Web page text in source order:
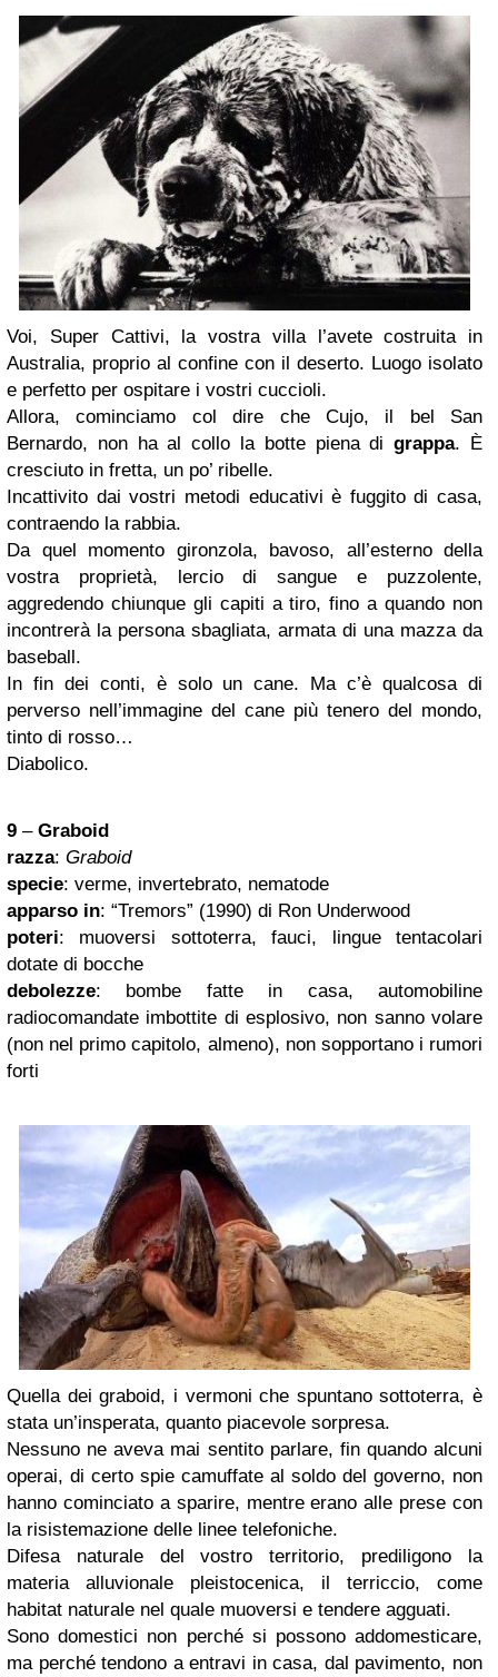
Voi, Super Cattivi, la vostra villa l’avete costruita in
Australia, proprio al confine con il deserto. Luogo isolato
e perfetto per ospitare i vostri cuccioli.
Allora, cominciamo col dire che Cujo, il bel San
Bernardo, non ha al collo la botte piena digrappa. È
cresciuto in fretta, un po’ ribelle.
Incattivito dai vostri metodi educativi è fuggito di casa,
contraendo la rabbia.
Da quel momento gironzola, bavoso, all’esterno della
vostra proprietà, lercio di sangue e puzzolente,
aggredendo chiunque gli capiti a tiro, fino a quando non
incontrerà la persona sbagliata, armata di una mazza da
baseball.
In fin dei conti, è solo un cane. Ma c’è qualcosa di
perverso nell’immagine del cane più tenero del mondo,
tinto di rosso…
Diabolico.
9 – Graboid
razza: Graboid
specie: verme, invertebrato, nematode
apparso in: “Tremors” (1990) di Ron Underwood
poteri: muoversi sottoterra, fauci, lingue tentacolari
dotate di bocche
debolezze: bombe fatte in casa, automobiline
radiocomandate imbottite di esplosivo, non sanno volare
(non nel primo capitolo, almeno), non sopportano i rumori
forti
Quella dei graboid, i vermoni che spuntano sottoterra, è
stata un’insperata, quanto piacevole sorpresa.
Nessuno ne aveva mai sentito parlare, fin quando alcuni
operai, di certo spie camuffate al soldo del governo, non
hanno cominciato a sparire, mentre erano alle prese con
la risistemazione delle linee telefoniche.
Difesa naturale del vostro territorio, prediligono la
materia alluvionale pleistocenica, il terriccio, come
habitat naturale nel quale muoversi e tendere agguati.
Sono domestici non perché si possono addomesticare,
ma perché tendono a entravi in casa, dal pavimento, non